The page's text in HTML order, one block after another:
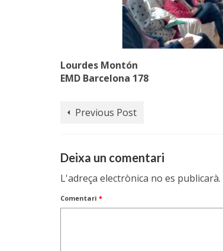
Lourdes Montón
EMD Barcelona 178
Previous Post
Deixa un comentari
L'adreça electrònica no es publicarà.
Comentari *